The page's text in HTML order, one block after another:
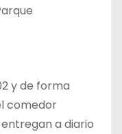
y de forma
comedor
a diario